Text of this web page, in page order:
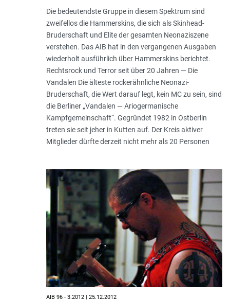
Die bedeutendste Gruppe in diesem Spektrum sind
zweifellos die Hammerskins, die sich als Skinhead-
Bruderschaft und Elite der gesamten Neonaziszene
verstehen. Das AIB hat in den vergangenen Ausgaben
wiederholt ausführlich über Hammerskins berichtet.
Rechtsrock und Terror seit über 20 Jahren — Die
Vandalen Die älteste rockerähnliche Neonazi-
Bruderschaft, die Wert darauf legt, kein MC zu sein, sind
die Berliner „Vandalen — Ariogermanische
Kampfgemeinschaft“. Gegründet 1982 in Ostberlin
treten sie seit jeher in Kutten auf. Der Kreis aktiver
Mitglieder dürfte derzeit nicht mehr als 20 Personen
AIB 96 - 3.2012 | 25.12.2012